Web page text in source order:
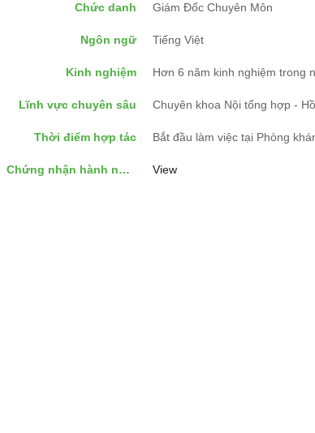
Chức danh Giám Đốc Chuyên Môn
Ngôn ngữ Tiếng Việt
Kinh nghiệm Hơn 6 năm kinh nghiệm trong
Lĩnh vực chuyên sâu Chuyên khoa Nội tổng hợp -
Thời điểm hợp tác Bắt đầu làm việc tại Phòng
Chứng nhận hành nghề View